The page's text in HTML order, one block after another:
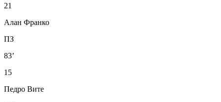
21
Алан Франко
ПЗ
83’
15
Педро Вите